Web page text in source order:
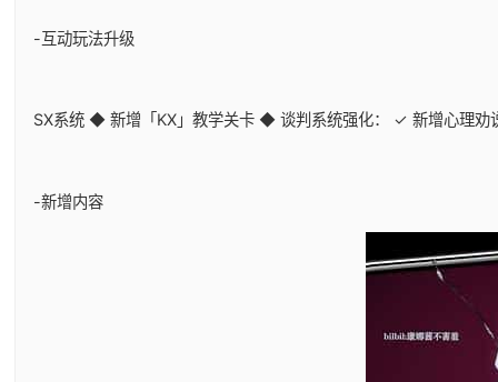
-互动玩法升级
SX系统 ◆ 新增「KX」教学关卡 ◆ 谈判系统强化： ✓ 新增心理
-新增内容